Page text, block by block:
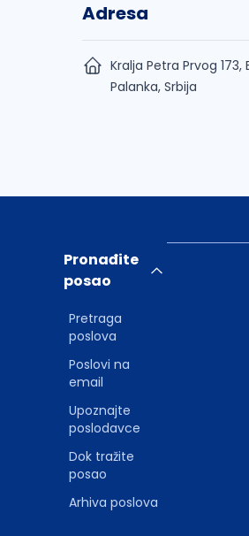
Adresa
Kralja Petra Prvog 173,
Palanka, Srbija
Pronađite
posao
Pretraga
poslova
Poslovi na
email
Upoznajte
poslodavce
Dok tražite
posao
Arhiva poslova